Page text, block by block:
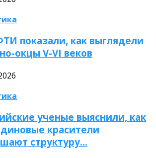
показали, как выглядели
окцы V-VI веков
ученые выяснили, как
красители
структуру…